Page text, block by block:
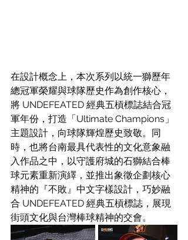
在設計概念上，本次系列以統一獅歷年
總冠軍榮耀與球隊歷史作為創作核心，
將 UNDEFEATED 經典五槓標誌結合冠
軍年份，打造「Ultimate Champions」
主題設計，向球隊輝煌歷史致敬。同
時，也將台南最具代表性的文化意象融
入作品之中，以守護府城的石獅結合棒
球元素重新演繹，並推出象徵企劃核心
精神的『不敗』中文字樣設計，巧妙融
合 UNDEFEATED 經典五槓標誌，展現
街頭文化與台灣棒球精神的交會。